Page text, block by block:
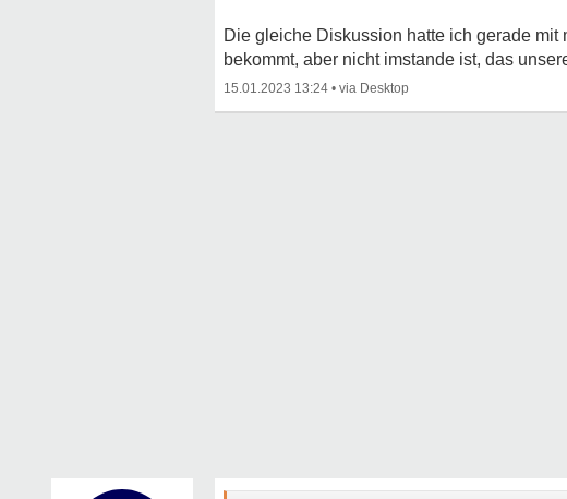
Die gleiche Diskussion hatte ich gerade
bekommt, aber nicht imstande ist, das
15.01.2023 13:24 •